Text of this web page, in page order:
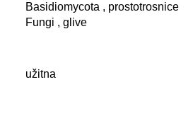
Basidiomycota , prostotrosnice
Fungi , glive
užitna